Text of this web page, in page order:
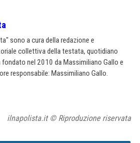
sono a cura della redazione e
collettiva della testata, quotidiano
nel 2010 da Massimiliano Gallo e
responsabile: Massimiliano Gallo.
ilnapolista.it © Riproduzione riservata